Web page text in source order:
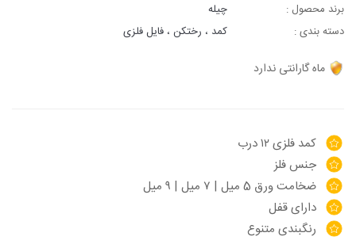
برند محصول :
چیله
دسته بندی :
کمد ، رختکن ، فایل فلزی
ماه گارانتی ندارد
کمد فلزی ۱۲ درب
جنس فلز
ضخامت ورق 5 میل | ۷ میل | ۹ میل
دارای قفل
رنگبندی متنوع